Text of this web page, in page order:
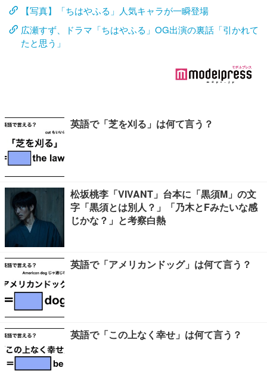
【写真】「ちはやふる」人気キャラが一瞬登場
広瀬すず、ドラマ「ちはやふる」OG出演の裏話「引かれて
たと思う」
英語で「芝を刈る」は何て言う？
松坂桃李「VIVANT」台本に「黒須M」の文
字「黒須とは別人？」「乃木とFみたいな感
じかな？」と考察白熱
英語で「アメリカンドッグ」は何て言う？
英語で「この上なく幸せ」は何て言う？